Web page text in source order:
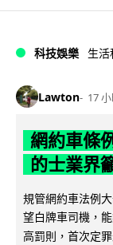
科技娛樂 生活
Lawton 17
網約車條
的士業界
規管網約車法例
望白牌車司機，
高罰則，首次定